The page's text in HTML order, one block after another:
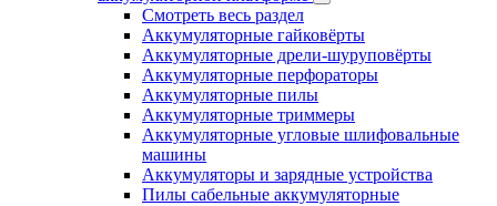
Смотреть весь раздел
Аккумуляторные гайковёрты
Аккумуляторные дрели-шуруповёрты
Аккумуляторные перфораторы
Аккумуляторные пилы
Аккумуляторные триммеры
Аккумуляторные угловые шлифовальные
машины
Аккумуляторы и зарядные устройства
Пилы сабельные аккумуляторные